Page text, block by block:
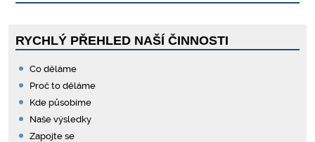
RYCHLÝ PŘEHLED NAŠÍ ČINNOSTI
Co děláme
Proč to děláme
Kde působíme
Naše výsledky
Zapojte se